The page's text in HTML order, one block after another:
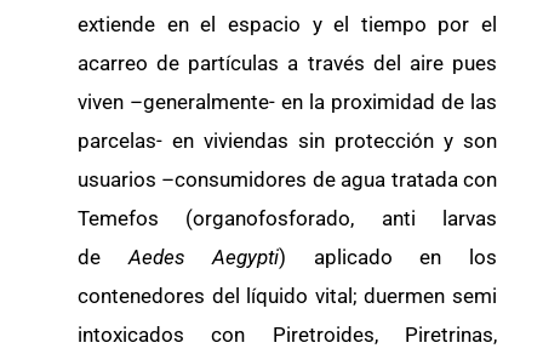
extiende en el espacio y el tiempo por el
acarreo de partículas a través del aire pues
viven –generalmente- en la proximidad de las
parcelas- en viviendas sin protección y son
usuarios –consumidores de agua tratada con
Temefos (organofosforado, anti larvas
deAedes Aegypti) aplicado en los
contenedores del líquido vital; duermen semi
intoxicados con Piretroides, Piretrinas,